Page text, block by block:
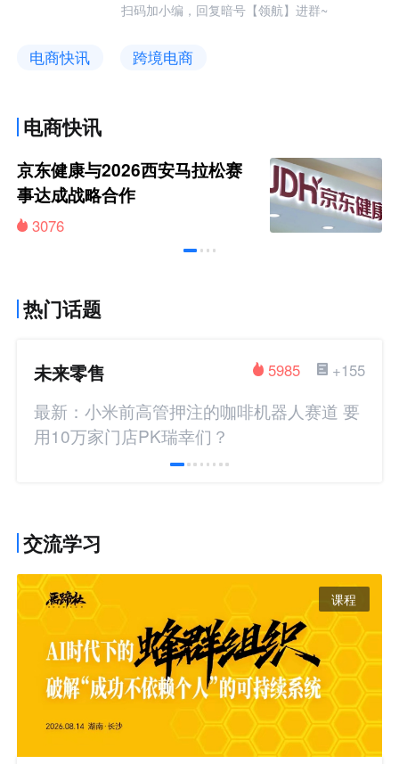
扫码加小编，回复暗号【领航】进群~
电商快讯 跨境电商
电商快讯
京东健康与2026西安马拉松赛
事达成战略合作
3076
热门话题
未来零售 +155
5985
最新：小米前高管押注的咖啡机器人赛道 要
用10万家门店PK瑞幸们？
交流学习
课程